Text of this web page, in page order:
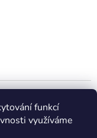
funkcí
využíváme